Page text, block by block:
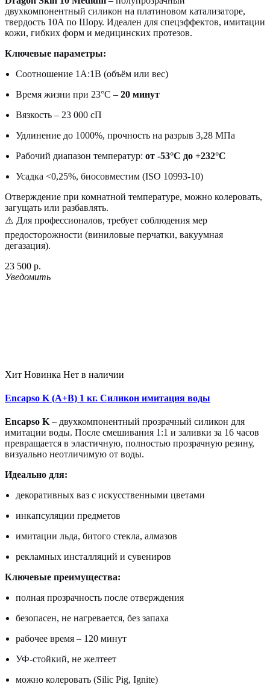
двухкомпонентный силикон на платиновом катализаторе,
твердость 10A по Шору. Идеален для спецэффектов, имитации
кожи, гибких форм и медицинских протезов.
Ключевые параметры:
Соотношение 1А:1В (объём или вес)
Время жизни при 23°C – 20 минут
Вязкость – 23 000 сП
Удлинение до 1000%, прочность на разрыв 3,28 МПа
Рабочий диапазон температур: от -53°C до +232°C
Усадка <0,25%, биосовместим (ISO 10993-10)
Отверждение при комнатной температуре, можно колеровать,
загущать или разбавлять.
⚠️ Для профессионалов, требует соблюдения мер
предосторожности (виниловые перчатки, вакуумная
дегазация).
23 500 р.
Уведомить
Хит Новинка Нет в наличии
Encapso K (A+B) 1 кг. Силикон имитация воды
Encapso K – двухкомпонентный прозрачный силикон для
имитации воды. После смешивания 1:1 и заливки за 16 часов
превращается в эластичную, полностью прозрачную резину,
визуально неотличимую от воды.
Идеально для:
декоративных ваз с искусственными цветами
инкапсуляции предметов
имитации льда, битого стекла, алмазов
рекламных инсталляций и сувениров
Ключевые преимущества:
полная прозрачность после отверждения
безопасен, не нагревается, без запаха
рабочее время – 120 минут
УФ-стойкий, не желтеет
можно колеровать (Silic Pig, Ignite)